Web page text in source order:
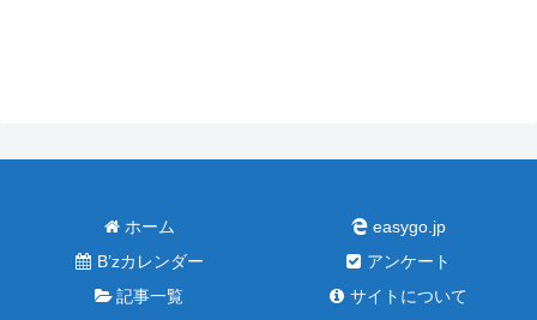
ホーム
easygo.jp
B’zカレンダー
アンケート
記事一覧
サイトについて